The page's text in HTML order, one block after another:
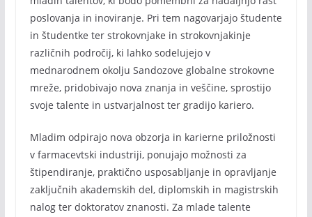
poslovanja in inoviranje. Pri tem nagovarjajo študente
in študentke ter strokovnjake in strokovnjakinje
različnih področij, ki lahko sodelujejo v
mednarodnem okolju Sandozove globalne strokovne
mreže, pridobivajo nova znanja in veščine, sprostijo
svoje talente in ustvarjalnost ter gradijo kariero.
Mladim odpirajo nova obzorja in karierne priložnosti
v farmacevtski industriji, ponujajo možnosti za
štipendiranje, praktično usposabljanje in opravljanje
zaključnih akademskih del, diplomskih in magistrskih
nalog ter doktoratov znanosti. Za mlade talente